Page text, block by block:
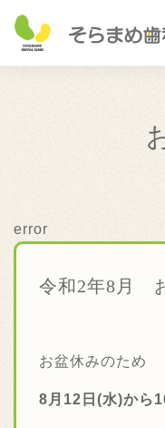
error
令和2年8月
お盆休みのため
8月12日(水)から